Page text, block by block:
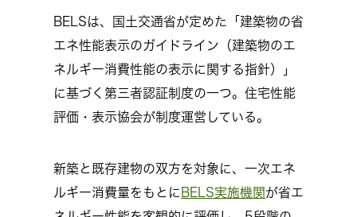
BELSは、国土交通省が定めた「建築物の省
エネ性能表示のガイドライン（建築物のエ
ネルギー消費性能の表示に関する指針）」
に基づく第三者認証制度の一つ。住宅性能
評価・表示協会が制度運営している。
新築と既存建物の双方を対象に、一次エネ
ルギー消費量をもとに BELS実施機関が省エ